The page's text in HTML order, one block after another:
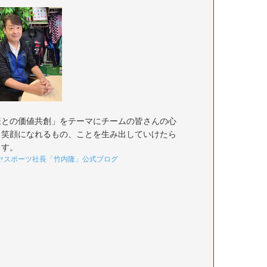
の価値共創」をテーマにチームの皆さんの心
顔になれるもの、ことを生み出していけたら
。
スポーツ社長「竹内隆」公式ブログ